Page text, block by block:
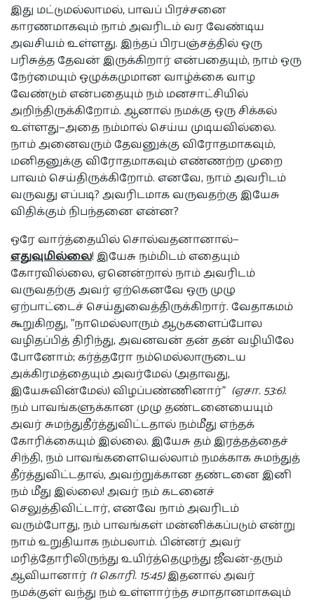
இது மட்டுமல்லாமல், பாவப் பிரச்சனை
காரணமாகவும் நாம் அவரிடம் வர வேண்டிய
அவசியம் உள்ளது. இந்தப் பிரபஞ்சத்தில் ஒரு
பரிசுத்த தேவன் இருக்கிறார் என்பதையும், நாம் ஒரு
நேர்மையும் ஒழுக்கமுமான வாழ்க்கை வாழ
வேண்டும் என்பதையும் நம் மனசாட்சியில்
அறிந்திருக்கிறோம். ஆனால் நமக்கு ஒரு சிக்கல்
உள்ளது—அதை நம்மால் செய்ய முடியவில்லை.
நாம் அனைவரும் தேவனுக்கு விரோதமாகவும்,
மனிதனுக்கு விரோதமாகவும் எண்ணற்ற முறை
பாவம் செய்திருக்கிறோம். எனவே, நாம் அவரிடம்
வருவது எப்படி? அவரிடமாக வருவதற்கு இயேசு
விதிக்கும் நிபந்தனை என்ன?
ஒரே வார்த்தையில் சொல்வதனானால்—
எதுவுமில்லை! இயேசு நம்மிடம் எதையும்
கோரவில்லை, ஏனென்றால் நாம் அவரிடம்
வருவதற்கு அவர் ஏற்கெனவே ஒரு முழு
ஏற்பாட்டைச் செய்துவைத்திருக்கிறார். வேதாகமம்
கூறுகிறது, "நாமெல்லாரும் ஆடுகளைப்போல
வழிதப்பித் திரிந்து, அவனவன் தன் தன் வழியிலே
போனோம்; கர்த்தரோ நம்மெல்லாருடைய
அக்கிரமத்தையும் அவர்மேல் (அதாவது,
இயேசுவின்மேல்) விழப்பண்ணினார்" (ஏசா. 53:6).
நம் பாவங்களுக்கான முழு தண்டனையையும்
அவர் சுமந்துதீர்த்துவிட்டதால் நம்மீது எந்தக்
கோரிக்கையும் இல்லை. இயேசு தம் இரத்தத்தைச்
சிந்தி, நம் பாவங்களையெல்லாம் நமக்காக சுமந்துத்
தீர்த்துவிட்டதால், அவற்றுக்கான தண்டனை இனி
நம் மீது இல்லை! அவர் நம் கடனைச்
செலுத்திவிட்டார், எனவே நாம் அவரிடம்
வரும்போது, நம் பாவங்கள் மன்னிக்கப்படும் என்று
நாம் உறுதியாக நம்பலாம். பின்னர் அவர்
மரித்தோரிலிருந்து உயிர்த்தெழுந்து ஜீவன்-தரும்
ஆவியானார்(1 கொரி. 15:45)இதனால் அவர்
நமக்குள் வந்து நம் உள்ளார்ந்த சமாதானமாகவும்